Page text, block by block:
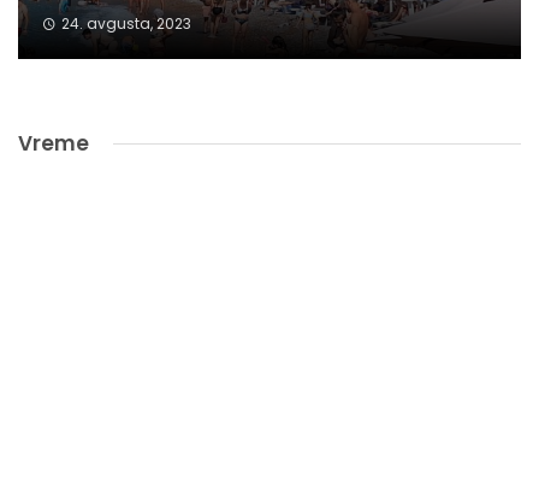
24. avgusta, 2023
Vreme